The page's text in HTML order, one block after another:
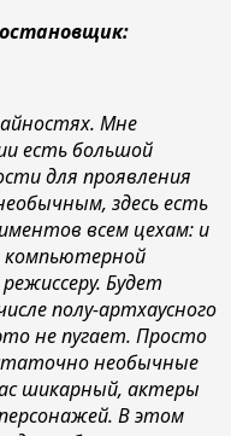
Мне
есть большой
для проявления
здесь есть
всем цехам: и
компьютерной
Будет
полу-артхаусного
не пугает. Просто
необычные
шикарный, актеры
В этом